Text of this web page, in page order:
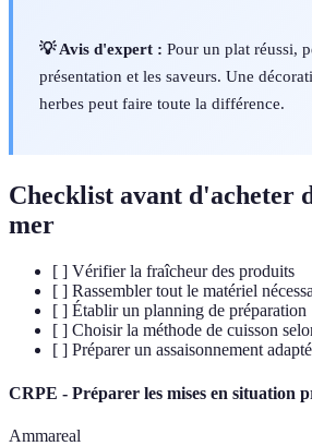
💡 Avis d'expert : Pour un plat réussi,
présentation et les saveurs. Une
herbes peut faire toute la différence.
Checklist avant d'acheter
mer
[ ] Vérifier la fraîcheur des produits
[ ] Rassembler tout le matériel
[ ] Établir un planning de préparation
[ ] Choisir la méthode de cuisson
[ ] Préparer un assaisonnement adapté
CRPE - Préparer les mises en situation
Ammareal